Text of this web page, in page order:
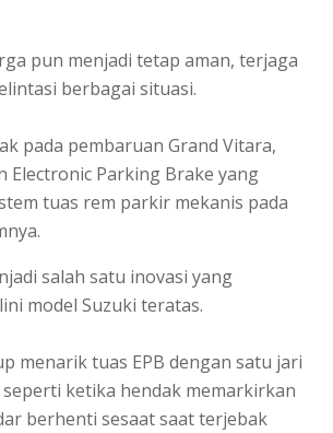
pun menjadi tetap aman, terjaga
berbagai situasi.
pada pembaruan Grand Vitara,
Electronic Parking Brake yang
tuas rem parkir mekanis pada
salah satu inovasi yang
model Suzuki teratas.
menarik tuas EPB dengan satu jari
ketika hendak memarkirkan
berhenti sesaat saat terjebak